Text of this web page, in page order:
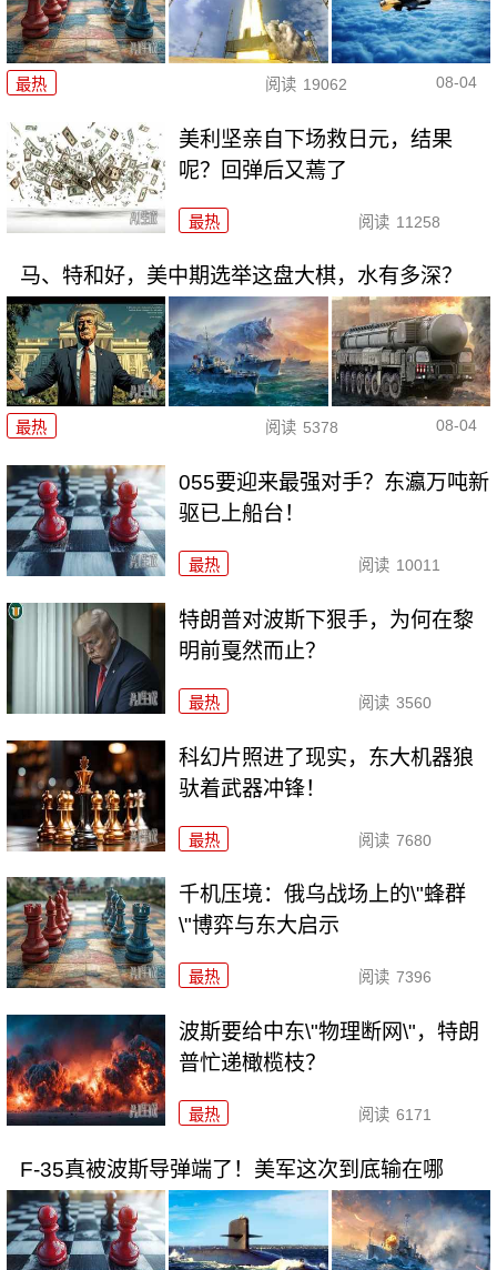
最热 阅读 19062 08-04
美利坚亲自下场救日元，结果
呢？回弹后又蔫了
最热 阅读 11258
马、特和好，美中期选举这盘大棋，水有多深？
最热 阅读 5378 08-04
055要迎来最强对手？东瀛万吨新
驱已上船台！
最热 阅读 10011
特朗普对波斯下狠手，为何在黎
明前戛然而止？
最热 阅读 3560
科幻片照进了现实，东大机器狼
驮着武器冲锋！
最热 阅读 7680
千机压境：俄乌战场上的\"蜂群
\"博弈与东大启示
最热 阅读 7396
波斯要给中东\"物理断网\"，特朗
普忙递橄榄枝？
最热 阅读 6171
F-35真被波斯导弹端了！美军这次到底输在哪